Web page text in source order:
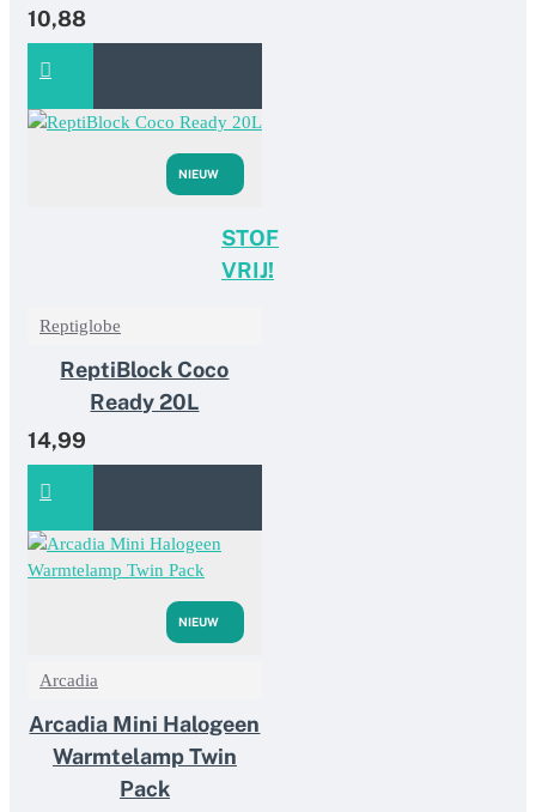
10,88
NIEUW
STOF
VRIJ!
Reptiglobe
ReptiBlock Coco
Ready 20L
14,99
NIEUW
Arcadia
Arcadia Mini Halogeen
Warmtelamp Twin
Pack